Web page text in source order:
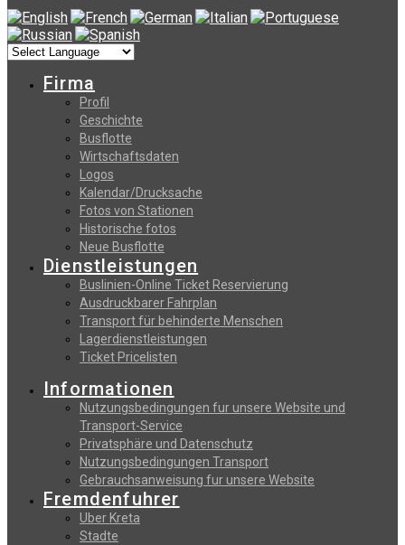
Firma
Profil
Geschichte
Busflotte
Wirtschaftsdaten
Logos
Kalendar/Drucksache
Fotos von Stationen
Historische fotos
Neue Busflotte
Dienstleistungen
Buslinien-Online Ticket Reservierung
Αusdruckbarer Fahrplan
Transport für behinderte Menschen
Lagerdienstleistungen
Ticket Pricelisten
Informationen
Nutzungsbedingungen fur unsere Website und
Transport-Service
Privatsphäre und Datenschutz
Nutzungsbedingungen Transport
Gebrauchsanweisung fur unsere Website
Fremdenfuhrer
Uber Kreta
Stadte